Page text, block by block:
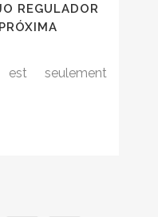
REGULADOR
seulement